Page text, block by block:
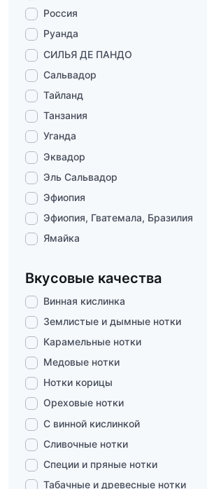
Россия
Руанда
СИЛЬЯ ДЕ ПАНДО
Сальвадор
Тайланд
Танзания
Уганда
Эквадор
Эль Сальвадор
Эфиопия
Эфиопия, Гватемала, Бразилия
Ямайка
Вкусовые качества
Винная кислинка
Землистые и дымные нотки
Карамельные нотки
Медовые нотки
Нотки корицы
Ореховые нотки
С винной кислинкой
Сливочные нотки
Специи и пряные нотки
Табачные и древесные нотки